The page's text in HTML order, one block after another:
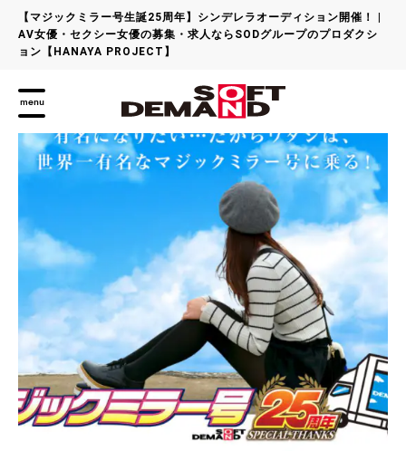
【マジックミラー号生誕25周年】シンデレラオーディション開催！ |
AV女優・セクシー女優の募集・求人ならSODグループのプロダクシ
ョン【HANAYA PROJECT】
menu